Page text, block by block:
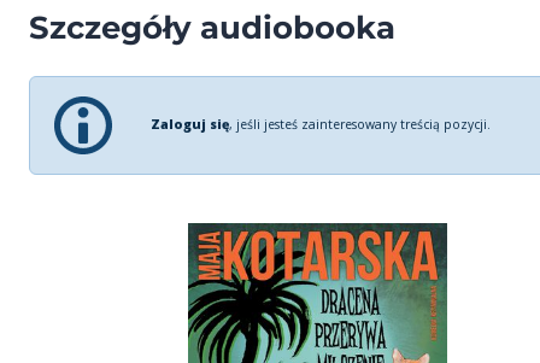
Szczegóły audiobooka
Zaloguj się, jeśli jesteś zainteresowany treścią pozycji.